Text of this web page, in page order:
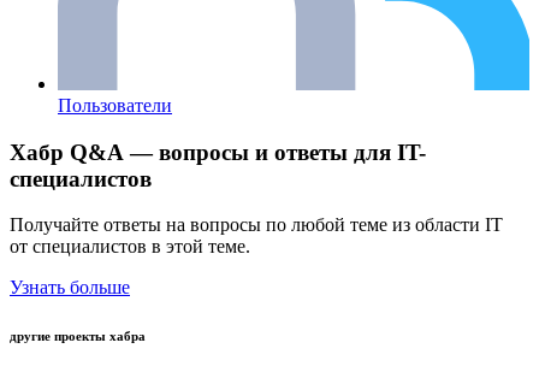
Пользователи
Хабр Q&A — вопросы и ответы для IT-
специалистов
Получайте ответы на вопросы по любой теме из области IT
от специалистов в этой теме.
Узнать больше
другие проекты хабра